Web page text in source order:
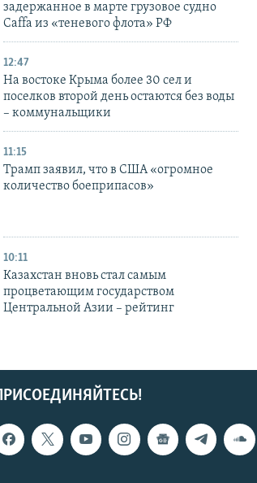
задержанное в марте грузовое судно
Caffa из «теневого флота» РФ
12:47
На востоке Крыма более 30 сел и
поселков второй день остаются без воды
– коммунальщики
11:15
Трамп заявил, что в США «огромное
количество боеприпасов»
10:11
Казахстан вновь стал самым
процветающим государством
Центральной Азии – рейтинг